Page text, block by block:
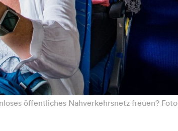
öffentliches Nahverkehrsnetz freuen?